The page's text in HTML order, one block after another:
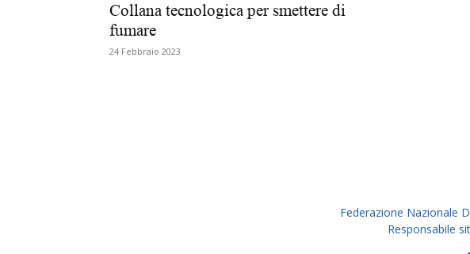
Collana tecnologica per smettere di
fumare
24 Febbraio 2023
Federazione Nazionale
Responsabile